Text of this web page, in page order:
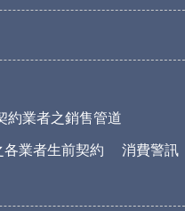
約業者之銷售管道
各業者生前契約 消費警訊